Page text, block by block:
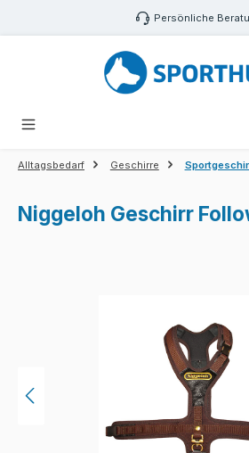
Zum Hauptinhalt springen Persönliche
Alltagsbedarf Geschirre
Niggeloh Geschirr